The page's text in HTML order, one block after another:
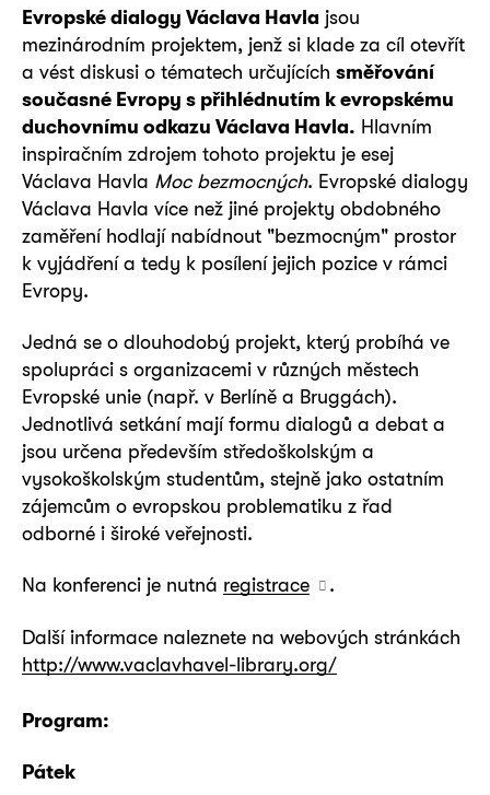
Evropské dialogy Václava Havla jsou
mezinárodním projektem, jenž si klade za cíl otevřít
a vést diskusi o tématech určujících směřování
současné Evropy s přihlédnutím k evropskému
duchovnímu odkazu Václava Havla. Hlavním
inspiračním zdrojem tohoto projektu je esej
Václava Havla Moc bezmocných. Evropské dialogy
Václava Havla více než jiné projekty obdobného
zaměření hodlají nabídnout "bezmocným" prostor
k vyjádření a tedy k posílení jejich pozice v rámci
Evropy.
Jedná se o dlouhodobý projekt, který probíhá ve
spolupráci s organizacemi v různých městech
Evropské unie (např. v Berlíně a Bruggách).
Jednotlivá setkání mají formu dialogů a debat a
jsou určena především středoškolským a
vysokoškolským studentům, stejně jako ostatním
zájemcům o evropskou problematiku z řad
odborné i široké veřejnosti.
Na konferenci je nutná registrace .
Další informace naleznete na webových stránkách
http://www.vaclavhavel-library.org/
Program:
Pátek